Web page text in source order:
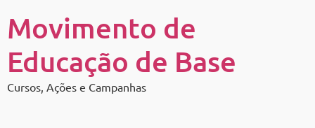
Movimento de
Educação de Base
Cursos, Ações e Campanhas